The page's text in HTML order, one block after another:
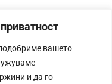
вашето
и да го